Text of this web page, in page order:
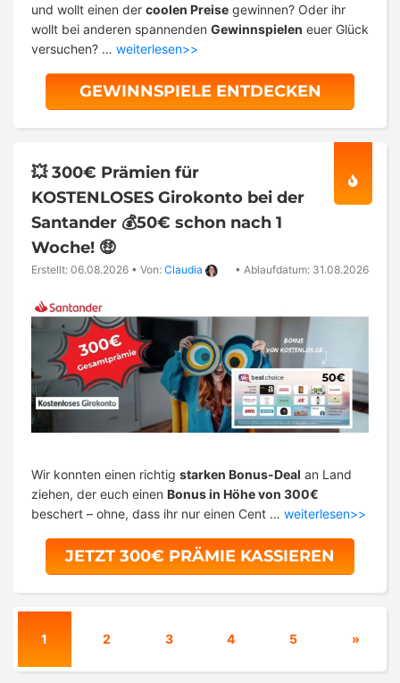
und wollt einen der coolen Preise gewinnen? Oder ihr
wollt bei anderen spannenden Gewinnspielen euer Glück
versuchen? … weiterlesen>>
GEWINNSPIELE ENTDECKEN
💥 300€ Prämien für
KOSTENLOSES Girokonto bei der
Santander 💰50€ schon nach 1
Woche! 🤑
Erstellt: 06.08.2026 • Von: Claudia • Ablaufdatum: 31.08.2026
Wir konnten einen richtig starken Bonus-Deal an Land
ziehen, der euch einen Bonus in Höhe von 300€
beschert – ohne, dass ihr nur einen Cent … weiterlesen>>
JETZT 300€ PRÄMIE KASSIEREN
1 2 3 4 5 »